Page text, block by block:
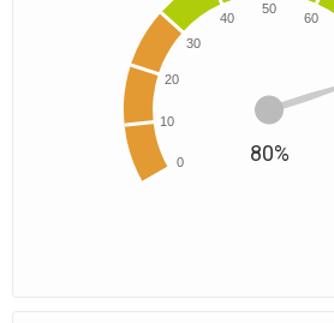
0
10
20
30
40
50
60
80%